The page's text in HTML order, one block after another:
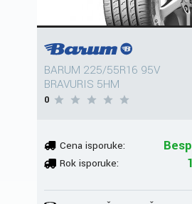
BARUM 225/55R16 95V
BRAVURIS 5HM
0
Cena isporuke:
Rok isporuke: